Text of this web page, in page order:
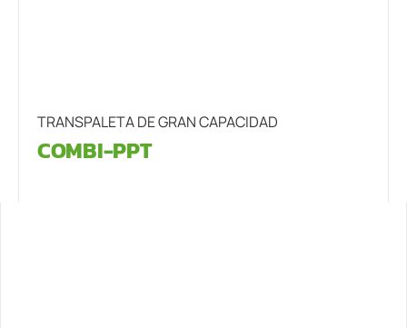
TRANSPALETA DE GRAN CAPACIDAD
COMBI-PPT